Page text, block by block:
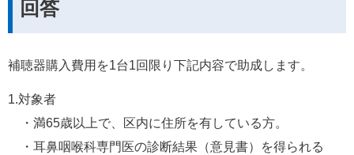
回答
補聴器購入費用を1台1回限り下記内容で助成します。
1.対象者
・満65歳以上で、区内に住所を有している方。
・耳鼻咽喉科専門医の診断結果（意見書）を得られる